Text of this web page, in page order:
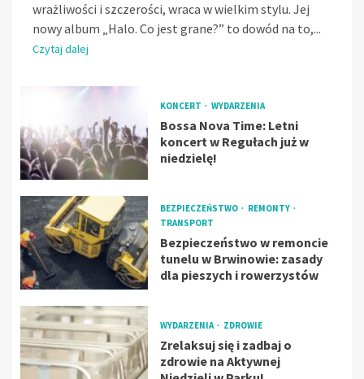
wrażliwości i szczerości, wraca w wielkim stylu. Jej
nowy album „Halo. Co jest grane?” to dowód na to,...
Czytaj dalej
KONCERT WYDARZENIA
Bossa Nova Time: Letni
koncert w Regułach już w
niedzielę!
BEZPIECZEŃSTWO
REMONTY
TRANSPORT
Bezpieczeństwo w remoncie
tunelu w Brwinowie: zasady
dla pieszych i rowerzystów
WYDARZENIA ZDROWIE
Zrelaksuj się i zadbaj o
zdrowie na Aktywnej